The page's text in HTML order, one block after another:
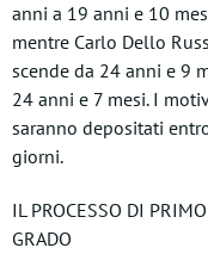
anni a 19 anni e 10
mentre Carlo Dello
scende da 24 anni e 9
24 anni e 7 mesi. I
saranno depositati
giorni.
IL PROCESSO DI PRIMO
GRADO